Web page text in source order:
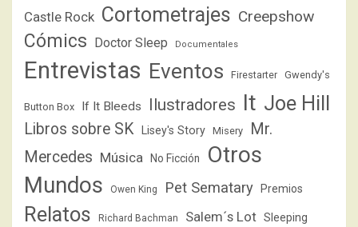
Castle Rock Cortometrajes Creepshow
Cómics Doctor Sleep Documentales
Entrevistas Eventos Firestarter Gwendy's
Button Box If It Bleeds Ilustradores It Joe Hill
Libros sobre SK Lisey's Story Misery
Mr.
Mercedes Música No Ficción
Otros
Mundos
Owen King Pet Sematary Premios
Relatos Richard Bachman Salem´s Lot Sleeping